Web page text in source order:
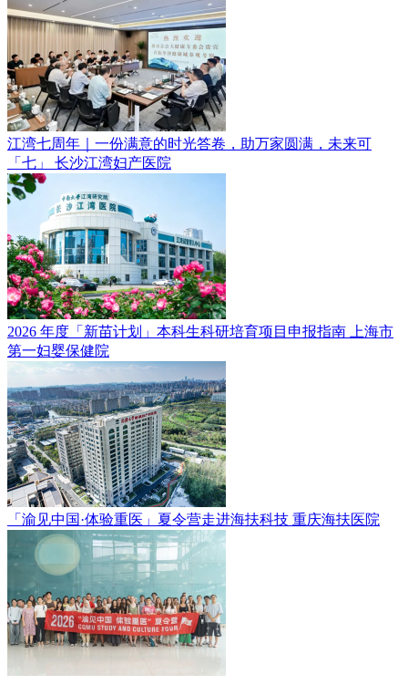
江湾七周年｜一份满意的时光答卷，助万家圆满，未来可
「七」 长沙江湾妇产医院
2026 年度「新苗计划」本科生科研培育项目申报指南
上海市
第一妇婴保健院
「渝见中国·体验重医」夏令营走进海扶科技 重庆海扶医院